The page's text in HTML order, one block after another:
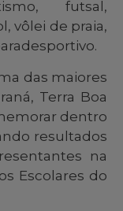
futsal,
vôlei de praia,
das maiores
Terra Boa
dentro
resultados
na
Escolares do